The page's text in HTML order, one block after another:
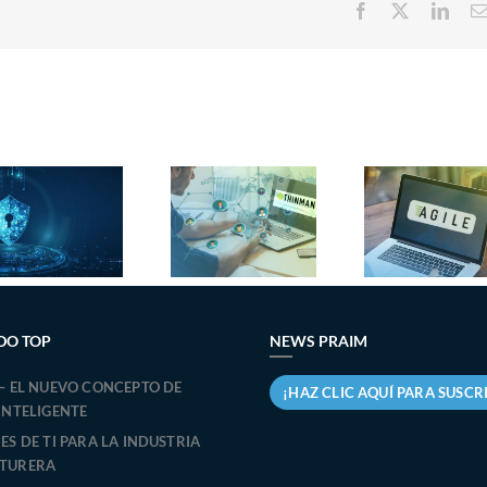
Facebook
función API
Inventario
de ThinMan
Agile 3.0:
automatiza
la gestión de
TI de tu flota
de PC con
TOP
EL NUEVO CONCEPTO DE
DE TI PARA LA INDUSTRIA
NEWS PRAIM
¡HAZ CLIC AQUÍ PARA